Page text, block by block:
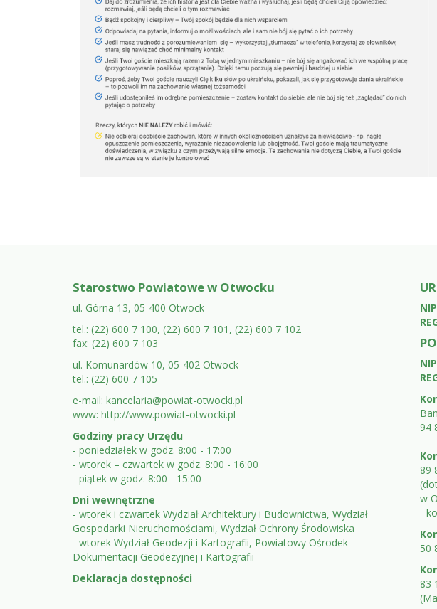
Stopka:
urzędu,
Starostwo Powiatowe w Otwocku
ul. Górna 13, 05-400 Otwock
tel.: (22) 600 7 100, (22) 600 7 101, (22) 600 7 102
fax: (22) 600 7 103
ul. Komunardów 10, 05-402 Otwock
tel.: (22) 600 7 105
e-mail: kancelaria@powiat-otwocki.pl
www: http://www.powiat-otwocki.pl
Godziny pracy Urzędu
- poniedziałek w godz. 8:00 - 17:00
- wtorek – czwartek w godz. 8:00 - 16:00
- piątek w godz. 8:00 - 15:00
Dni wewnętrzne
- wtorek i czwartek Wydział Architektury i Budownictwa, Wydział
Gospodarki Nieruchomościami, Wydział Ochrony Środowiska
- wtorek Wydział Geodezji i Kartografii, Powiatowy Ośrodek
Dokumentacji Geodezyjnej i Kartografii
Deklaracja dostępności
94
89
w
-
50
83